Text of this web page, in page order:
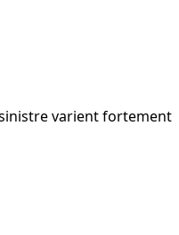
sinistre varient fortement